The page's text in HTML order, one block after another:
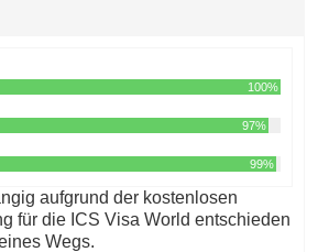
100%
97%
99%
aufgrund der kostenlosen
für die ICS Visa World entschieden
Wegs.